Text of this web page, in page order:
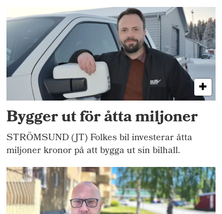
Bygger ut för åtta miljoner
STRÖMSUND (JT) Folkes bil investerar åtta
miljoner kronor på att bygga ut sin bilhall.